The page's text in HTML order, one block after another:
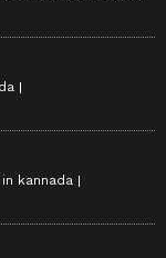
kannada